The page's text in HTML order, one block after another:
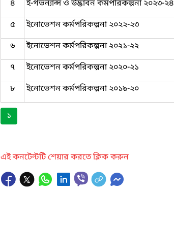
৪
ই-গভর্ন্যান্স ও উদ্ভাবন কর্মপরিকল্পনা ২০২৩-২৪
৫
ইনোভেশন কর্মপরিকল্পনা ২০২২-২৩
৬
ইনোভেশন কর্মপরিকল্পনা ২০২১-২২
৭
ইনোভেশন কর্মপরিকল্পনা ২০২০-২১
৮
ইনোভেশন কর্মপরিকল্পনা ২০১৯-২০
১
এই কনটেন্টটি শেয়ার করতে ক্লিক করুন